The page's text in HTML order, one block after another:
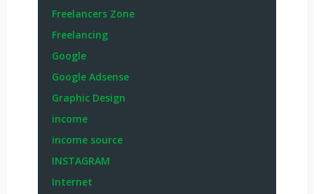
Freelancers Zone
Freelancing
Google
Google Adsense
Graphic Design
income
income source
INSTAGRAM
Internet